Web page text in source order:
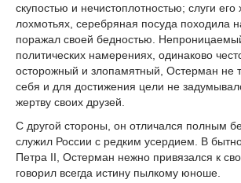
скупостью и нечистоплотностью; слуги его
лохмотьях, серебряная посуда походила
поражал своей бедностью.
политических намерениях, одинаково
осторожный и злопамятный, Остерман не
себя и для достижения цели не
жертву своих друзей.
С другой стороны, он отличался полным
служил России с редким усердием. В
Петра II, Остерман нежно привязался к
говорил всегда истину пылкому юноше.